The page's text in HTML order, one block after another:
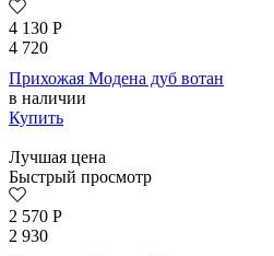
4 130 Р
4 720
Прихожая Модена дуб вотан
в наличии
Купить
Лучшая цена
Быстрый просмотр
2 570 Р
2 930